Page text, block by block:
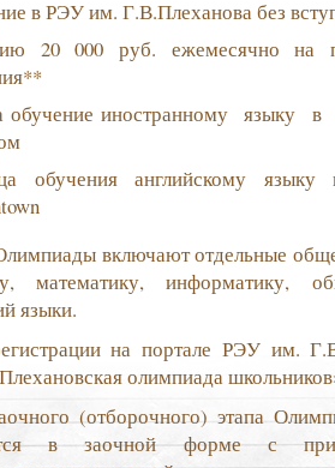
в РЭУ им. Г.В.Плеханова без
20 000 руб. ежемесячно на
обучение иностранному языку
обучения английскому
включают отдельные
математику, информатику,
языки.
на портале РЭУ им.
олимпиада
(отборочного) этапа
в заочной форме с